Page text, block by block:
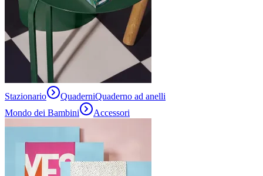
Stazionario QuaderniQuaderno ad anelli
Mondo dei Bambini
Accessori